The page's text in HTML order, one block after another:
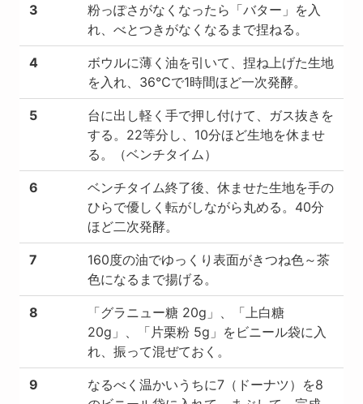
3
粉っぽさがなくなったら「バター」を入
れ、べとつきがなくなるまで捏ねる。
4
ボウルに薄く油を引いて、捏ね上げた生地
を入れ、36℃で1時間ほど一次発酵。
5
台に出し軽く手で押し付けて、ガス抜きを
する。22等分し、10分ほど生地を休ませ
る。（ベンチタイム）
6
ベンチタイム終了後、休ませた生地を手の
ひらで優しく転がしながら丸める。40分
ほど二次発酵。
7
160度の油でゆっくり表面がきつね色～茶
色になるまで揚げる。
8
「グラニュー糖 20g」、「上白糖
20g」、「片栗粉 5g」をビニール袋に入
れ、振って混ぜておく。
9
なるべく温かいうちに7（ドーナツ）を8